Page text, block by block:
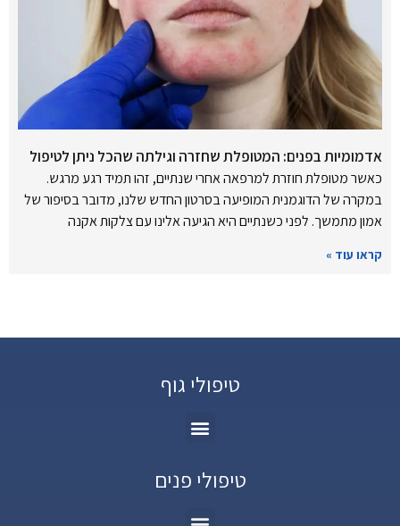
אדמומיות בפנים: המטופלת שחזרה וגילתה שהכל ניתן לטיפול
כאשר מטופלת חוזרת למרפאה אחרי שנתיים, זהו תמיד רגע מרגש.
במקרה של הדוגמנית המופיעה בסרטון החדש שלנו, מדובר בסיפור של
אמון מתמשך. לפני כשנתיים היא הגיעה אלינו עם צלקות אקנה
קראו עוד »
טיפולי גוף
טיפולי פנים